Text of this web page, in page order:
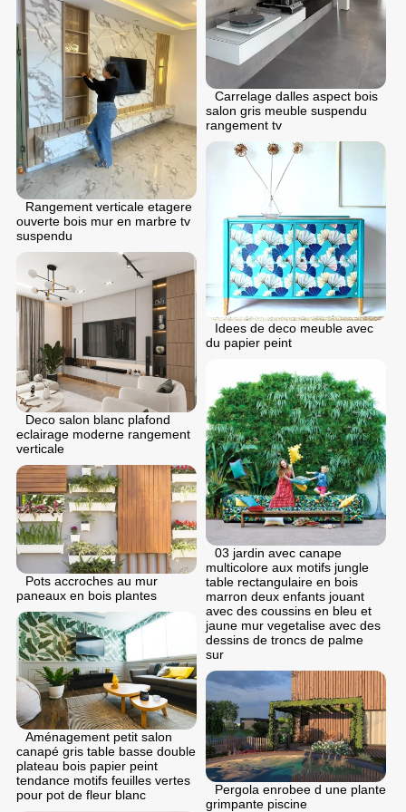
Carrelage dalles aspect bois
salon gris meuble suspendu
rangement tv
Rangement verticale etagere
ouverte bois mur en marbre tv
suspendu
Idees de deco meuble avec
du papier peint
Deco salon blanc plafond
eclairage moderne rangement
verticale
03 jardin avec canape
multicolore aux motifs jungle
table rectangulaire en bois
marron deux enfants jouant
avec des coussins en bleu et
jaune mur vegetalise avec des
dessins de troncs de palme
sur
Pots accroches au mur
paneaux en bois plantes
Aménagement petit salon
canapé gris table basse double
plateau bois papier peint
tendance motifs feuilles vertes
pour pot de fleur blanc
Pergola enrobee d une plante
grimpante piscine